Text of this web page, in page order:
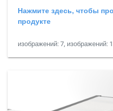
Нажмите здесь, чтобы
продукте
изображений: 7, изображений: